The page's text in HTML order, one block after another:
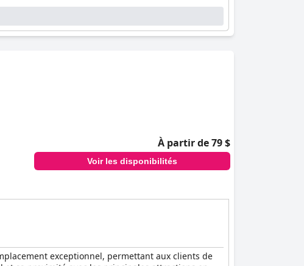
À partir de 79 $
Voir les disponibilités
exceptionnel, permettant aux clients de